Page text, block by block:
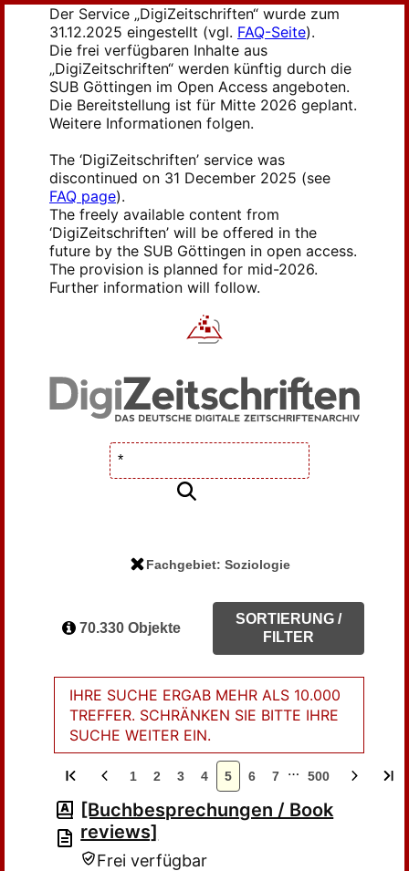
Der Service „DigiZeitschriften“ wurde zum
31.12.2025 eingestellt (vgl. FAQ-Seite).
Die frei verfügbaren Inhalte aus
„DigiZeitschriften“ werden künftig durch die
SUB Göttingen im Open Access angeboten.
Die Bereitstellung ist für Mitte 2026 geplant.
Weitere Informationen folgen.
The ‘DigiZeitschriften’ service was
discontinued on 31 December 2025 (see
FAQ page).
The freely available content from
‘DigiZeitschriften’ will be offered in the
future by the SUB Göttingen in open access.
The provision is planned for mid-2026.
Further information will follow.
Fachgebiet: Soziologie
70.330 Objekte
SORTIERUNG /
FILTER
IHRE SUCHE ERGAB MEHR ALS 10.000
TREFFER. SCHRÄNKEN SIE BITTE IHRE
SUCHE WEITER EIN.
1 2 3 4 5 6 7 … 500
[Buchbesprechungen / Book
reviews]
Frei verfügbar